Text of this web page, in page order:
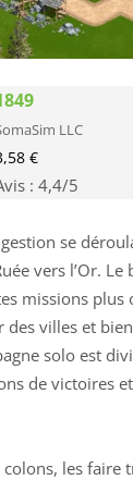
LLC
€
: 4,4/5
se
vers l’Or.
missions plus
des villes et
solo est
de victoires
les faire